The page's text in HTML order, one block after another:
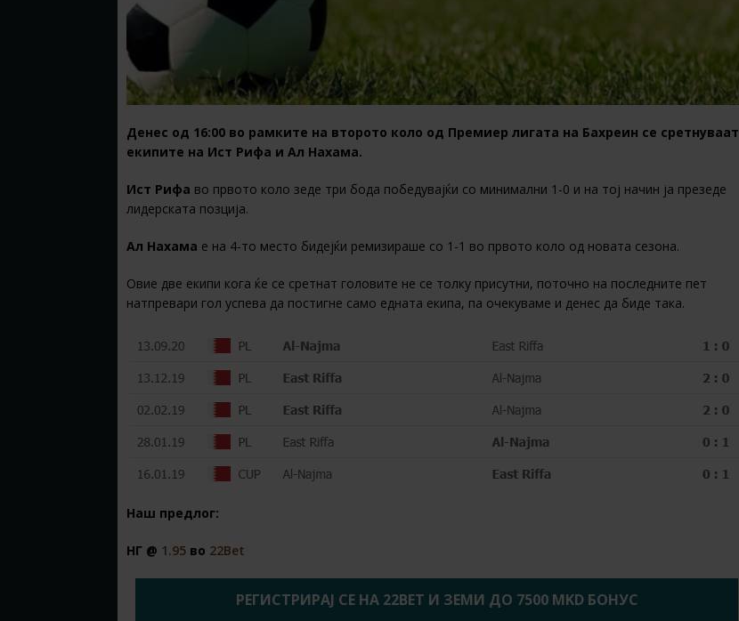
Денес од 16:00 во рамките на второто коло од Премиер лигата на Бахреин се сретнуваат
екипите на Ист Рифа и Ал Нахама.
Ист Рифа во првото коло зеде три бода победувајќи со минимални 1-0 и на тој начин ја презеде
лидерската позција.
Ал Нахама е на 4-то место бидејќи ремизираше со 1-1 во првото коло од новата сезона.
Овие две екипи кога ќе се сретнат головите не се толку присутни, поточно на последните пет
натпревари гол успева да постигне само едната екипа, па очекуваме и денес да биде така.
Наш предлог:
НГ @ 1.95 во 22Bet
РЕГИСТРИРАЈ СЕ НА 22BET И ЗЕМИ ДО 7500 MKD БОНУС